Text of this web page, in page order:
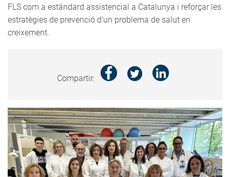
FLS com a estàndard assistencial a Catalunya i reforçar les
estratègies de prevenció d'un problema de salut en
creixement.
Compartir: